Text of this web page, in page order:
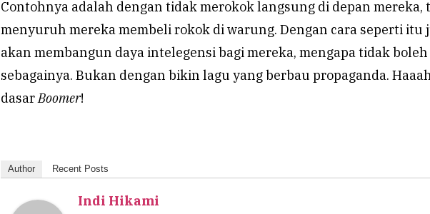
Contohnya adalah dengan tidak merokok langsung di depan mereka,
menyuruh mereka membeli rokok di warung. Dengan cara seperti itu
akan membangun daya intelegensi bagi mereka, mengapa tidak
sebagainya. Bukan dengan bikin lagu yang berbau propaganda.
dasarBoomer!
Author Recent Posts
Indi Hikami